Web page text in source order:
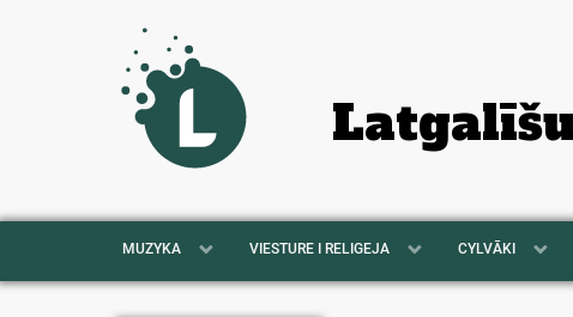
MUZYKA VIESTURE I RELIGEJA CYLVĀKI